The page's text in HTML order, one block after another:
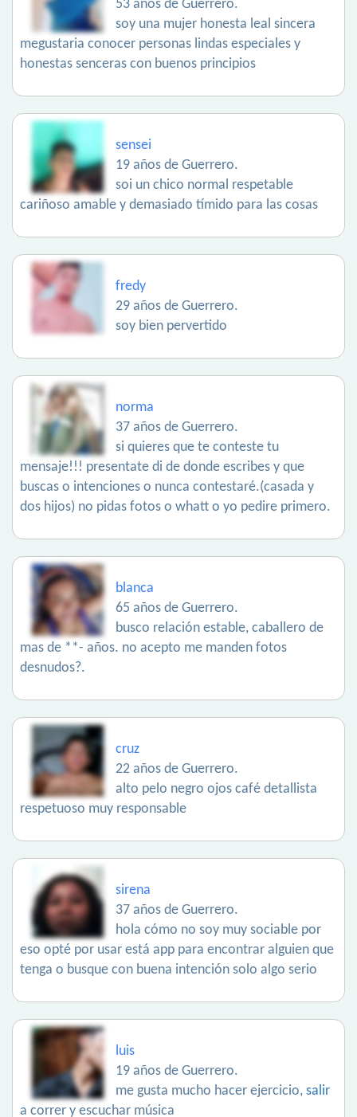
53 años de Guerrero.
soy una mujer honesta leal sincera
megustaria conocer personas lindas especiales y
honestas senceras con buenos principios
sensei
19 años de Guerrero.
soi un chico normal respetable
cariñoso amable y demasiado tímido para las cosas
fredy
29 años de Guerrero.
soy bien pervertido
norma
37 años de Guerrero.
si quieres que te conteste tu
mensaje!!! presentate di de donde escribes y que
buscas o intenciones o nunca contestaré.(casada y
dos hijos) no pidas fotos o whatt o yo pedire primero.
blanca
65 años de Guerrero.
busco relación estable, caballero de
mas de **- años. no acepto me manden fotos
desnudos?.
cruz
22 años de Guerrero.
alto pelo negro ojos café detallista
respetuoso muy responsable
sirena
37 años de Guerrero.
hola cómo no soy muy sociable por
eso opté por usar está app para encontrar alguien que
tenga o busque con buena intención solo algo serio
luis
19 años de Guerrero.
me gusta mucho hacer ejercicio, salir
a correr y escuchar música